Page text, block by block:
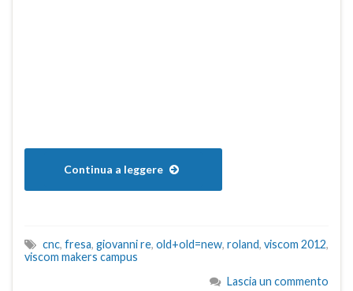
Continua a leggere
cnc, fresa, giovanni re, old+old=new, roland, viscom 2012,
viscom makers campus
Lascia un commento